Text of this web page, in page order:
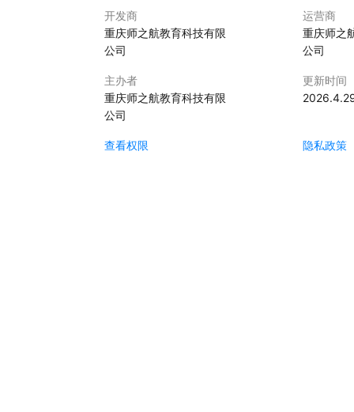
【技术支持】咨询鲤团队 ...
题库帮是考生专用的实现科目练习和模拟考试的
一身，涵盖该考试热点、难点和常考点，覆盖了
等150+热门考试备考题库，包含知识点题库、模
库在手，练练不忘！
开发商
重庆师之航教育科技有限
公司
运营商
重庆师之
公司
主办者
重庆师之航教育科技有限
公司
更新时间
查看权限 隐私政策